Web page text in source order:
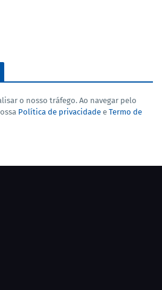
o nosso tráfego. Ao navegar pelo
Política de privacidade e Termo de